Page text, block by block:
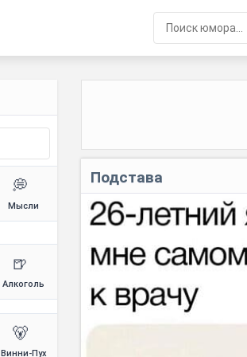
Подстава
💭
Мысли
🍺
Алкоголь
🐻
Винни-Пух